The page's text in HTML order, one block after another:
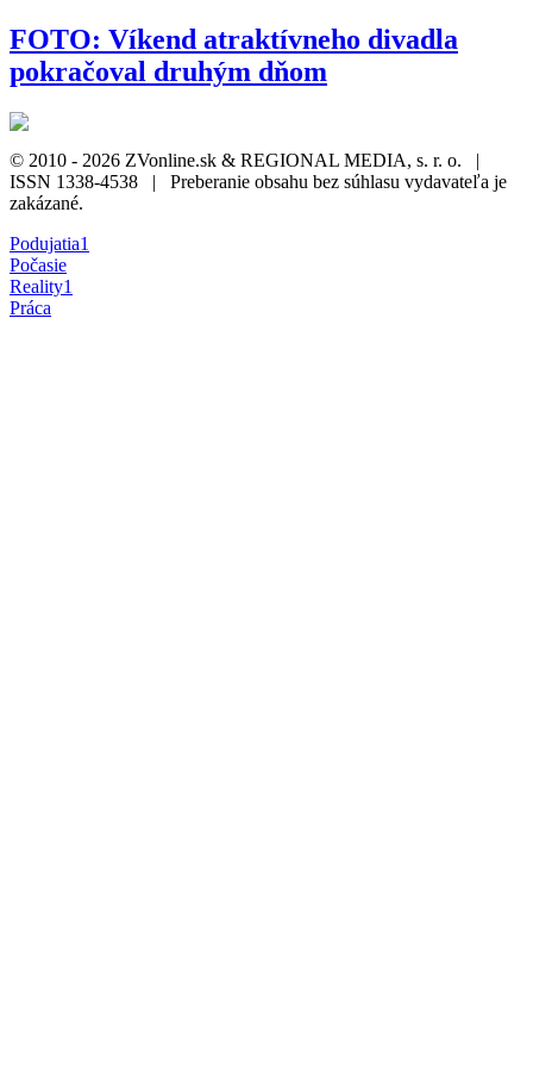
FOTO: Víkend atraktívneho divadla
pokračoval druhým dňom
© 2010 - 2026 ZVonline.sk & REGIONAL MEDIA, s. r. o. |
ISSN 1338-4538 | Preberanie obsahu bez súhlasu vydavateľa je
zakázané.
Podujatia1
Počasie
Reality1
Práca